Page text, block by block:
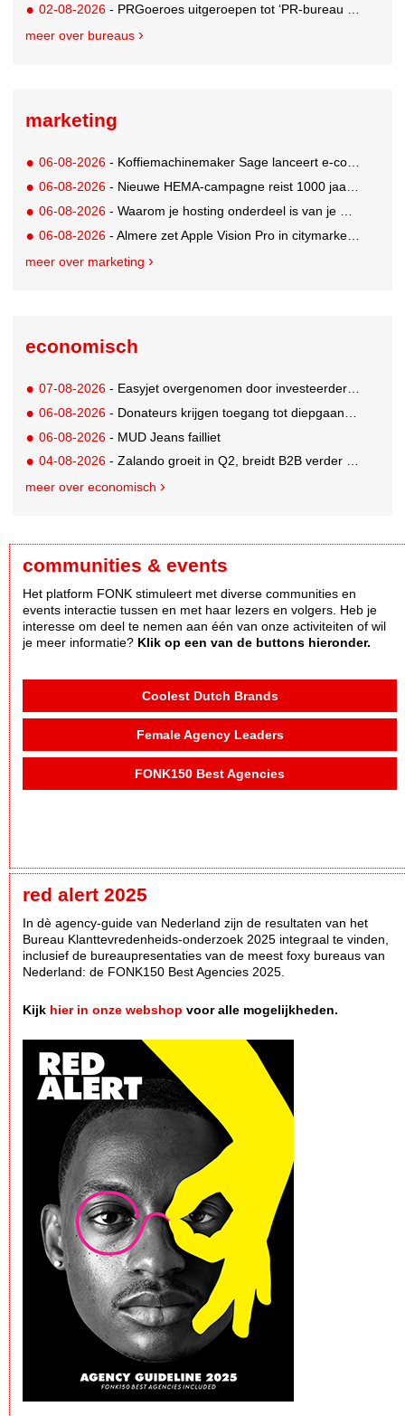
02-08-2026 - PRGoeroes uitgeroepen tot ‘PR-bureau van het jaar 2026’
meer over bureaus
marketing
06-08-2026 - Koffiemachinemaker Sage lanceert e-commerceplatform voor koffieliefhebbers
06-08-2026 - Nieuwe HEMA-campagne reist 1000 jaar terug in de tijd naar 'Hemastein'
06-08-2026 - Waarom je hosting onderdeel is van je merkstrategie
06-08-2026 - Almere zet Apple Vision Pro in citymarketing
meer over marketing
economisch
07-08-2026 - Easyjet overgenomen door investeerder Apollo
06-08-2026 - Donateurs krijgen toegang tot diepgaandere informatie over goede doelen
06-08-2026 - MUD Jeans failliet
04-08-2026 - Zalando groeit in Q2, breidt B2B verder uit en innoveert met AI
meer over economisch
communities & events
Het platform FONK stimuleert met diverse communities en
events interactie tussen en met haar lezers en volgers. Heb je
interesse om deel te nemen aan één van onze activiteiten of wil
je meer informatie? Klik op een van de buttons hieronder.
Coolest Dutch Brands
Female Agency Leaders
FONK150 Best Agencies
red alert 2025
In dè agency-guide van Nederland zijn de resultaten van het
Bureau Klanttevredenheids-onderzoek 2025 integraal te vinden,
inclusief de bureaupresentaties van de meest foxy bureaus van
Nederland: de FONK150 Best Agencies 2025.
Kijk hier in onze webshop voor alle mogelijkheden.